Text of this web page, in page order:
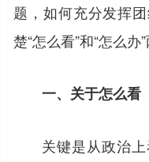
题，如何充分发挥
楚“怎么看”和“怎么办”
一、关于怎么看
关键是从政治